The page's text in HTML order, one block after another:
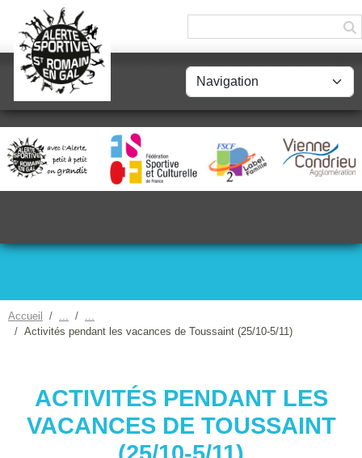
Accueil
Activités pendant les vacances de Toussaint (25/10-5/11)
ACTIVITÉS PENDANT LES
VACANCES DE TOUSSAINT
(25/10-5/11)
Panneau de gestion des cookies